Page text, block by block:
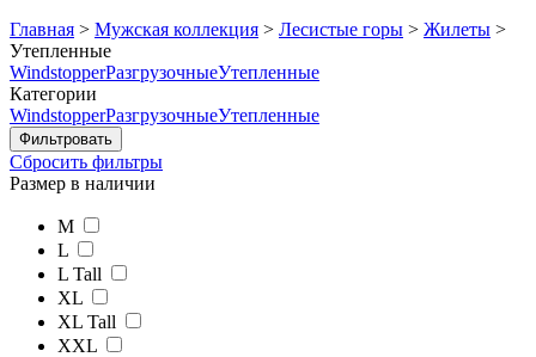
Главная > Мужская коллекция > Лесистые горы > Жилеты >
Утепленные
WindstopperРазгрузочныеУтепленные
Категории
WindstopperРазгрузочныеУтепленные
Сбросить фильтры
Размер в наличии
M
L
L Tall
XL
XL Tall
XXL